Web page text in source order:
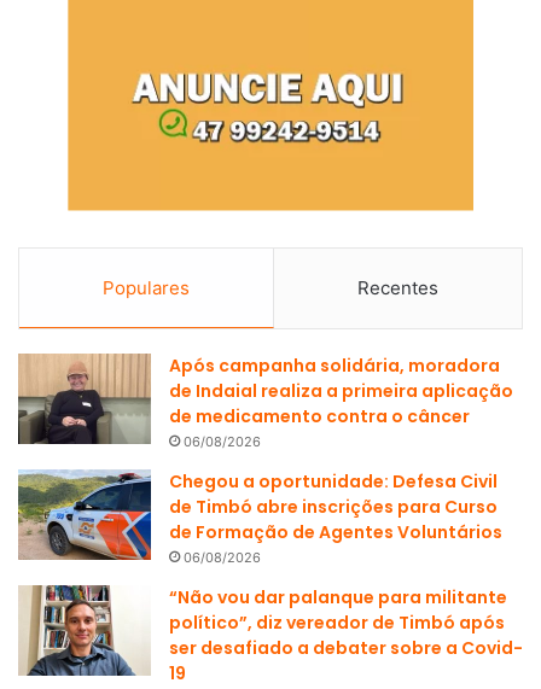
Populares Recentes
Após campanha solidária, moradora
de Indaial realiza a primeira aplicação
de medicamento contra o câncer
06/08/2026
Chegou a oportunidade: Defesa Civil
de Timbó abre inscrições para Curso
de Formação de Agentes Voluntários
06/08/2026
“Não vou dar palanque para militante
político”, diz vereador de Timbó após
ser desafiado a debater sobre a Covid-
19